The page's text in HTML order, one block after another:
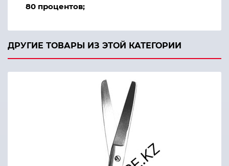
80 процентов;
ДРУГИЕ ТОВАРЫ ИЗ ЭТОЙ КАТЕГОРИИ